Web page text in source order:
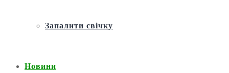
Запалити свічку
Новини